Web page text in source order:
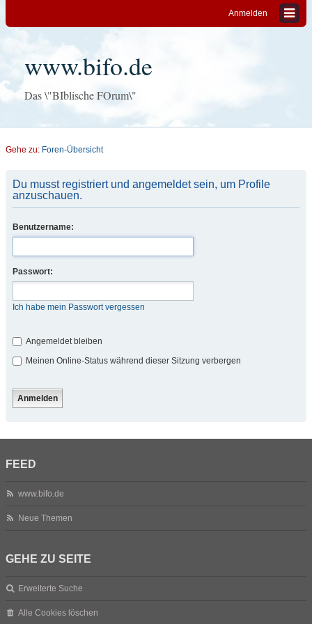
Anmelden
www.bifo.de
Das \"BIblische FOrum\"
Gehe zu: Foren-Übersicht
Du musst registriert und angemeldet sein, um Profile
anzuschauen.
Benutzername:
Passwort:
Ich habe mein Passwort vergessen
Angemeldet bleiben
Meinen Online-Status während dieser Sitzung verbergen
FEED
www.bifo.de
Neue Themen
GEHE ZU SEITE
Erweiterte Suche
Alle Cookies löschen